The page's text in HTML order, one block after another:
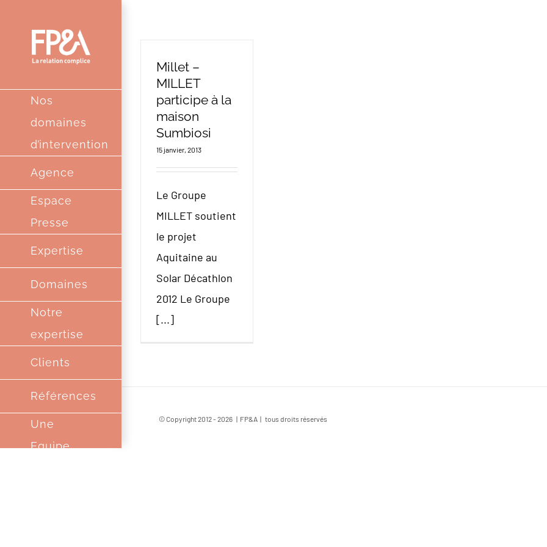
contenu
Nos
domaines
d’intervention
Agence
Espace
Presse
Expertise
Domaines
Notre
expertise
Clients
Références
Une
Equipe
Millet –
MILLET
participe à la
maison
Sumbiosi
15 janvier, 2013
Le Groupe
MILLET soutient
le projet
Aquitaine au
Solar Décathlon
2012 Le Groupe
[...]
© Copyright 2012 -2026 | FP&A | tous droits réservés